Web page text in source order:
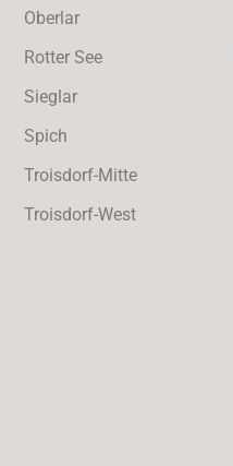
Oberlar
Rotter See
Sieglar
Spich
Troisdorf-Mitte
Troisdorf-West